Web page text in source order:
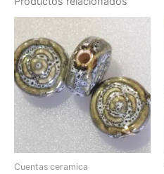
Cuentas ceramica